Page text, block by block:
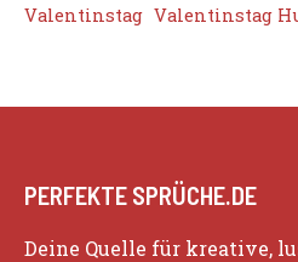
Valentinstag Valentinstag
PERFEKTE SPRÜCHE.DE
Deine Quelle für kreative,